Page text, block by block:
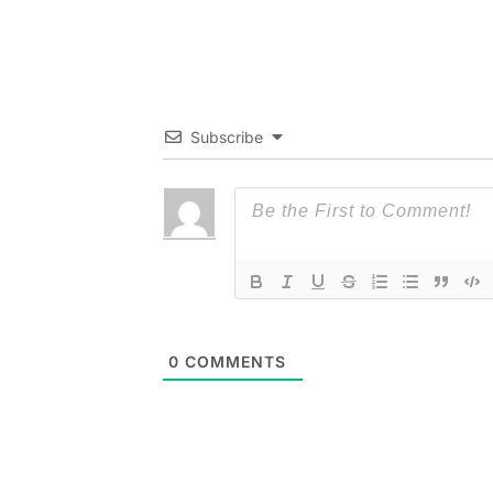
Subscribe
0 COMMENTS